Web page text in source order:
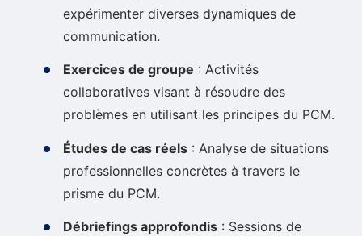
expérimenter diverses dynamiques de
communication.
Exercices de groupe : Activités
collaboratives visant à résoudre des
problèmes en utilisant les principes du PCM.
Études de cas réels : Analyse de situations
professionnelles concrètes à travers le
prisme du PCM.
Débriefings approfondis : Sessions de